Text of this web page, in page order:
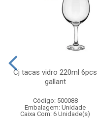
Cj tacas vidro 220ml 6pcs
gallant
Código: 500088
Embalagem: Unidade
Caixa Com: 6 Unidade(s)